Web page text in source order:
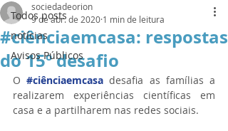
Todos posts
notícias
Avisos Públicos
#ciênciaemcasa: respostas
do 15º desafio
sociedadeorion
9 de abr. de 2020 1 min de leitura
O #ciênciaemcasa desafia as famílias a
realizarem experiências científicas em
casa e a partilharem nas redes sociais.